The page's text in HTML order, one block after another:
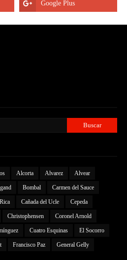
Alcorta Alvarez Alvear
Bombal Carmen del Sauce
Cañada del Ucle Cepeda
Christophensen Coronel Arnold
Cuatro Esquinas El Socorro
Francisco Paz General Gelly